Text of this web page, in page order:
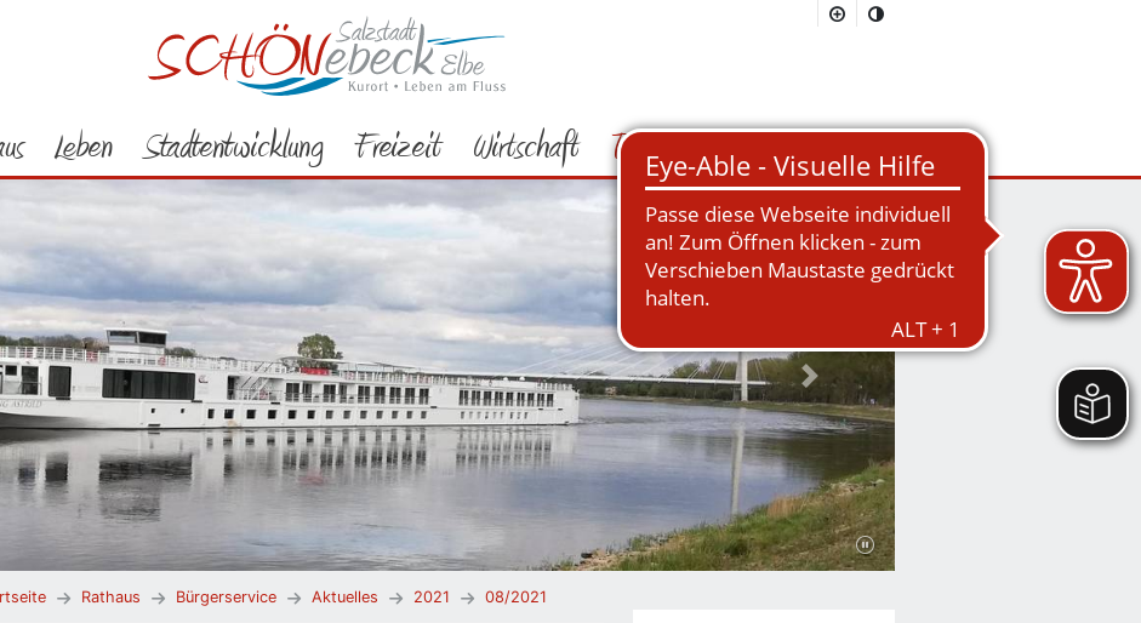
Leben Stadtentwicklung Freizeit Wirtschaft Tourismus Suchmaske öffnen/schließen
Nächstes Bild
Rathaus Bürgerservice Aktuelles 2021 08/2021